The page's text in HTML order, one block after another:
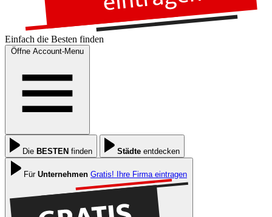
Einfach die Besten finden
Öffne Account-Menu
Die BESTEN finden Städte entdecken
Für Unternehmen Gratis! Ihre Firma eintragen